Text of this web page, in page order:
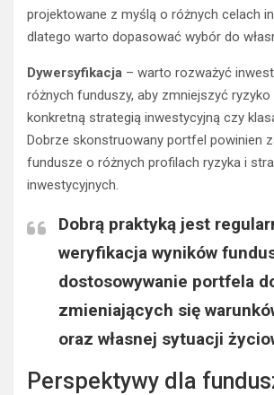
projektowane z myślą o różnych celach
dlatego warto dopasować wybór do
Dywersyfikacja – warto rozważyć
różnych funduszy, aby zmniejszyć
konkretną strategią inwestycyjną czy
Dobrze skonstruowany portfel powinien
fundusze o różnych profilach ryzyka i
inwestycyjnych.
Dobrą praktyką jest
weryfikacja wyników
dostosowywanie portfela
zmieniających się
oraz własnej sytuacji
Perspektywy dla